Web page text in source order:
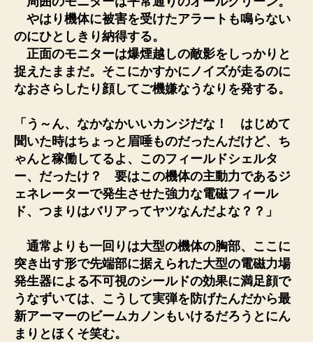
やはり機体に被害を受けたアラートも鳴らない
のにひとしきり納得する。
正面のモニターは爆煙越しの敵影をしっかりと
捉えたままだ。そこにかすかにノイズが走るのに
なおさらしたり顔してご機嫌なうなりを発する。
「う～ん、なかなかいいカンジだな！ はじめて
聞いた時はちょっと眉唾ものだったんだけど、ち
ゃんと稼働してるよ、このフィールドシェルタ
ー、だったけ？ 要はこの機体の主動力であるジ
ェネレーターで発生させた強力な電磁フィール
ド、つまりはバリアってヤツなんだよな？？」
通常よりも一回りは大型の機体の胸部、ここに
突き出す形で先端部に据えられた大型の電磁力場
発生器による不可視のシールドの効果に満足顔で
うなずいては、こうして実弾を防げたんだから最
新アーマーのビームカノンもいけるだろうとにん
まりとほくそ笑む。